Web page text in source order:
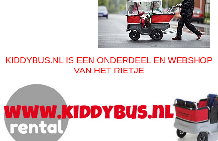
KIDDYBUS.NL IS EEN ONDERDEEL EN WEBSHOP
VAN HET RIETJE